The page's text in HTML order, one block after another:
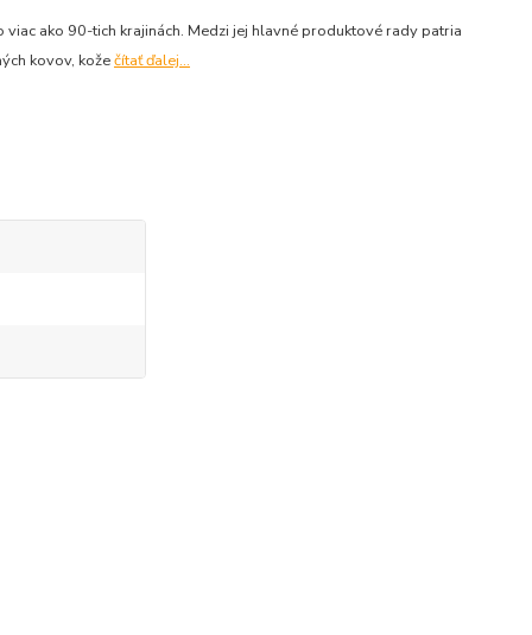
ako 90-tich krajinách. Medzi jej hlavné produktové rady patria
kovov, kožečítať ďalej...